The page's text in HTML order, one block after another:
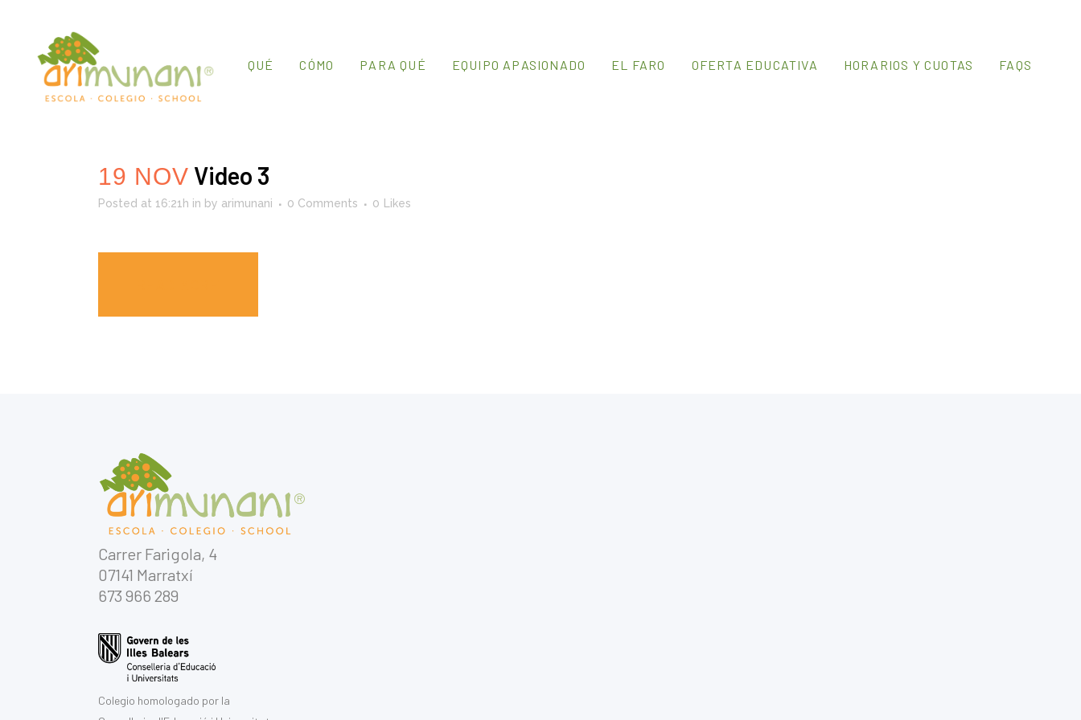
QUÉ CÓMO PARA QUÉ EQUIPO APASIONADO EL FARO OFERTA EDUCATIVA HORARIOS Y CUOTAS FAQS
19 NOV Video 3
Posted at 16:21h in by arimunani 0 Comments 0 Likes
Carrer Farigola, 4
07141 Marratxí
673 966 289
Colegio homologado por la